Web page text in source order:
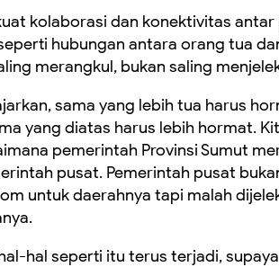
kolaborasi dan konektivitas
hubungan antara orang tua
merangkul, bukan saling
sama yang lebih tua harus
yang diatas harus lebih hormat.
pemerintah Provinsi Sumut
pusat. Pemerintah pusat
untuk daerahnya tapi malah
hal seperti itu terus terjadi,